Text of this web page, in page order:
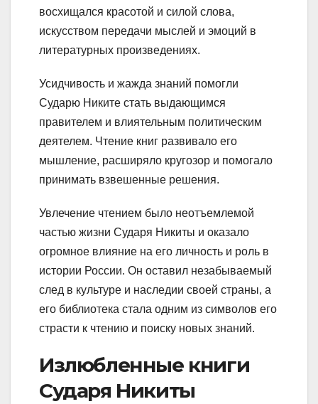
восхищался красотой и силой слова,
искусством передачи мыслей и эмоций в
литературных произведениях.
Усидчивость и жажда знаний помогли
Сударю Никите стать выдающимся
правителем и влиятельным политическим
деятелем. Чтение книг развивало его
мышление, расширяло кругозор и помогало
принимать взвешенные решения.
Увлечение чтением было неотъемлемой
частью жизни Сударя Никиты и оказало
огромное влияние на его личность и роль в
истории России. Он оставил незабываемый
след в культуре и наследии своей страны, а
его библиотека стала одним из символов его
страсти к чтению и поиску новых знаний.
Излюбленные книги
Сударя Никиты